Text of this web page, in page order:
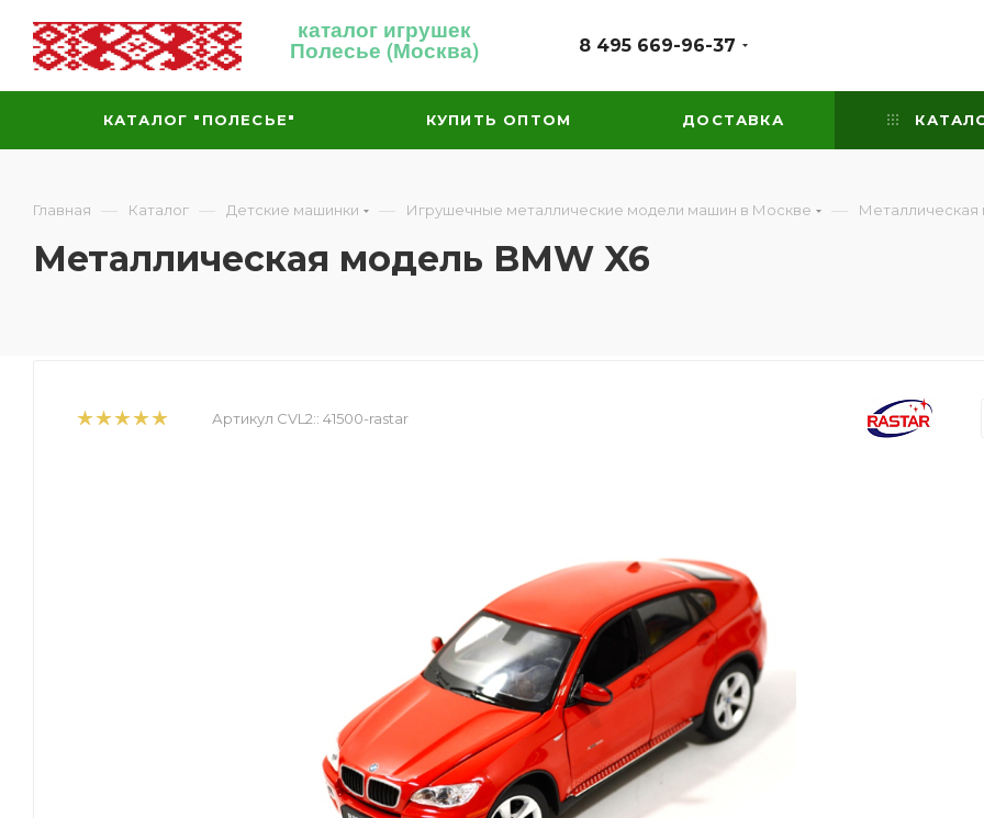
каталог игрушек
Полесье (Москва) 8 495 669-96-37
КАТАЛОГ "ПОЛЕСЬЕ" КУПИТЬ ОПТОМ ДОСТАВКА
Главная — Каталог — Детские машинки — Игрушечные металлические модели машин в Москве — Металлическая
Металлическая модель BMW X6
Артикул CVL2:: 41500-rastar